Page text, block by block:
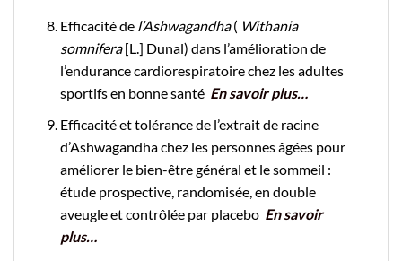
Efficacité de l’Ashwagandha( Withania
somnifera[L.] Dunal) dans l’amélioration de
l’endurance cardiorespiratoire chez les adultes
sportifs en bonne santé En savoir plus…
Efficacité et tolérance de l’extrait de racine
d’Ashwagandha chez les personnes âgées pour
améliorer le bien-être général et le sommeil :
étude prospective, randomisée, en double
aveugle et contrôlée par placebo En savoir
plus…